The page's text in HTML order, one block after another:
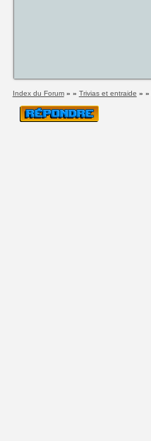
Index du Forum» » Trivias et entraide » »